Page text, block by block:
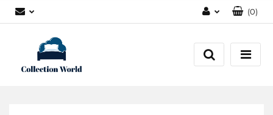
Zarejestruj się
(0)